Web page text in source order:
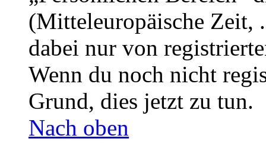
(Mitteleuropäische Zeit,
dabei nur von
Wenn du noch nicht
Grund, dies jetzt zu tun.
Nach oben